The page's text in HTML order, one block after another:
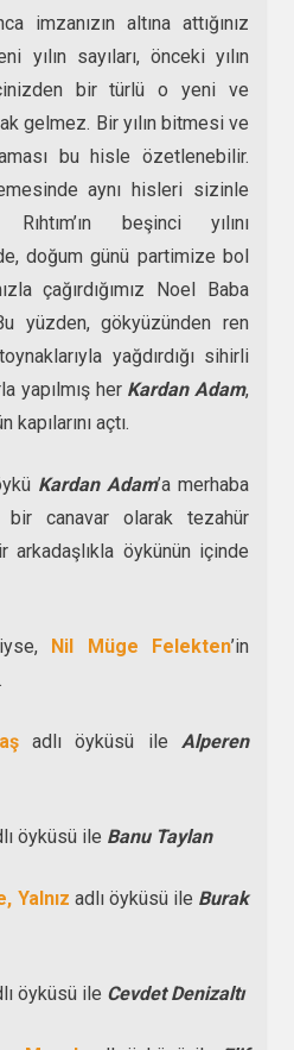
imzanızın altına attığınız
yılın sayıları, önceki yılın
İçinizden bir türlü o yeni ve
gelmez. Bir yılın bitmesi ve
bu hisle özetlenebilir.
aynı hisleri sizinle
beşinci yılını
doğum günü partimize bol
çağırdığımız Noel Baba
yüzden, gökyüzünden ren
yağdırdığı sihirli
yapılmış her Kardan Adam,
açtı.
Kardan Adam’a merhaba
canavar olarak tezahür
öykünün içinde
Nil Müge Felekten’in
adlı öyküsü ileAlperen
öyküsü ile Banu Taylan
Yalnız adlı öyküsü ile Burak
öyküsü ile Cevdet Denizaltı